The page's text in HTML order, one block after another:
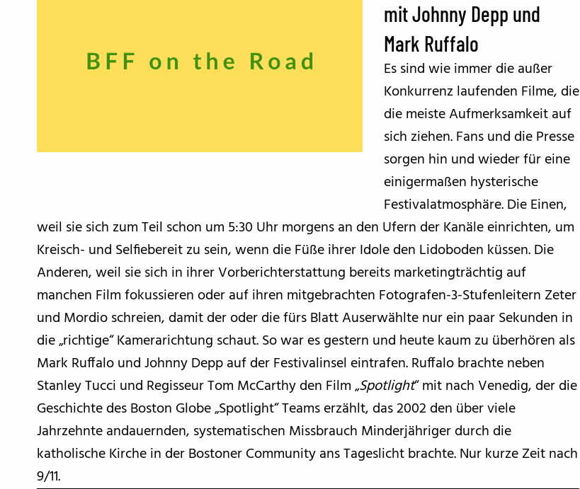
FILM- UND SERIEN-TIPPS
BFF ON THE ROAD
mit Johnny Depp und
Mark Ruffalo
Es sind wie immer die außer
Konkurrenz laufenden Filme, die
die meiste Aufmerksamkeit auf
sich ziehen. Fans und die Presse
sorgen hin und wieder für eine
einigermaßen hysterische
Festivalatmosphäre. Die Einen,
weil sie sich zum Teil schon um 5:30 Uhr morgens an den Ufern der Kanäle einrichten, um
Kreisch- und Selfiebereit zu sein, wenn die Füße ihrer Idole den Lidoboden küssen. Die
Anderen, weil sie sich in ihrer Vorberichterstattung bereits marketingträchtig auf
manchen Film fokussieren oder auf ihren mitgebrachten Fotografen-3-Stufenleitern Zeter
und Mordio schreien, damit der oder die fürs Blatt Auserwählte nur ein paar Sekunden in
die „richtige“ Kamerarichtung schaut. So war es gestern und heute kaum zu überhören als
Mark Ruffalo und Johnny Depp auf der Festivalinsel eintrafen. Ruffalo brachte neben
Stanley Tucci und Regisseur Tom McCarthy den Film „Spotlight“ mit nach Venedig, der die
Geschichte des Boston Globe „Spotlight“ Teams erzählt, das 2002 den über viele
Jahrzehnte andauernden, systematischen Missbrauch Minderjähriger durch die
katholische Kirche in der Bostoner Community ans Tageslicht brachte. Nur kurze Zeit nach
9/11.